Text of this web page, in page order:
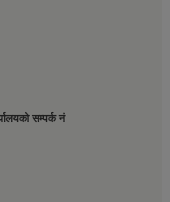
सम्पर्क नं